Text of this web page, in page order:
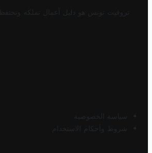
تروفيت تونس هو دليل أعمال تملكه
سياسة الخصوصية
شروط وأحكام الاستخدام